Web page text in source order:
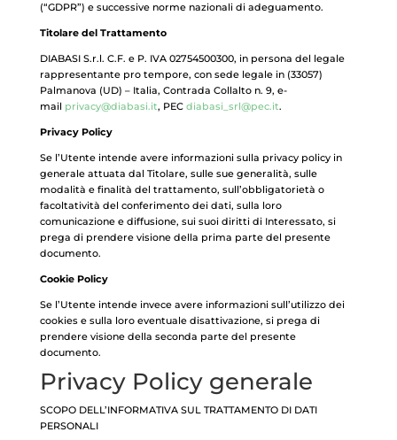
(“GDPR”) e successive norme nazionali di adeguamento.
Titolare del Trattamento
DIABASI S.r.l. C.F. e P. IVA 02754500300, in persona del legale
rappresentante pro tempore, con sede legale in (33057)
Palmanova (UD) – Italia, Contrada Collalto n. 9, e-
mail privacy@diabasi.it, PEC diabasi_srl@pec.it.
Privacy Policy
Se l’Utente intende avere informazioni sulla privacy policy in
generale attuata dal Titolare, sulle sue generalità, sulle
modalità e finalità del trattamento, sull’obbligatorietà o
facoltatività del conferimento dei dati, sulla loro
comunicazione e diffusione, sui suoi diritti di Interessato, si
prega di prendere visione della prima parte del presente
documento.
Cookie Policy
Se l’Utente intende invece avere informazioni sull’utilizzo dei
cookies e sulla loro eventuale disattivazione, si prega di
prendere visione della seconda parte del presente
documento.
Privacy Policy generale
SCOPO DELL’INFORMATIVA SUL TRATTAMENTO DI DATI
PERSONALI